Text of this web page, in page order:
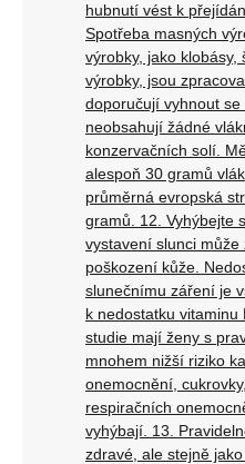
hubnutí vést k
Spotřeba masných
výrobky, jako
výrobky, jsou
doporučují vyhnout
neobsahují žádné
konzervačních solí.
alespoň 30 gramů
průměrná evropská
gramů. 12. Vyhýbejte
vystavení slunci
poškození kůže.
slunečnímu záření je
k nedostatku vitaminu
studie mají ženy s
mnohem nižší riziko
onemocnění,
respiračních
vyhýbají. 13.
zdravé, ale stejně